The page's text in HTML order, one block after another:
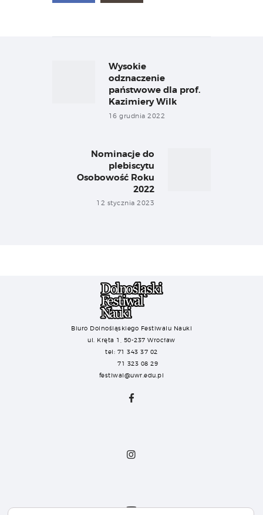
Previous
post:
Wysokie
odznaczenie
państwowe dla prof.
Kazimiery Wilk
16 grudnia 2022
Nominacje do
plebiscytu
Osobowość Roku
2022
12 stycznia 2023
Biuro Dolnośląskiego Festiwalu Nauki
ul. Kręta 1, 50-237 Wrocław
tel: 71 343 37 02
71 323 08 29
festiwal@uwr.edu.pl